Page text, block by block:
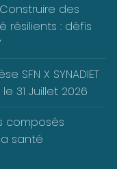
des
résilients : défis
SFN X SYNADIET
31 Juillet 2026
composés
santé